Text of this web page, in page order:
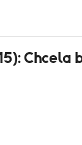
Chcela